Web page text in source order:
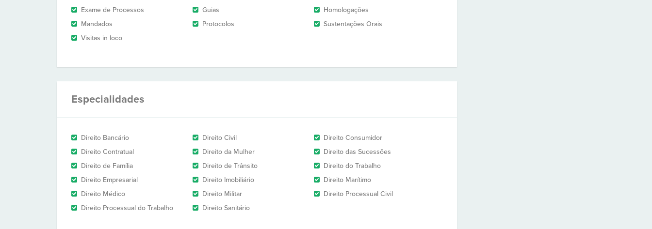
Exame de Processos
Guias
Homologações
Mandados
Protocolos
Sustentações Orais
Visitas in loco
Especialidades
Direito Bancário Direito Civil
Direito Consumidor
Direito Contratual
Direito da Mulher
Direito das Sucessões
Direito de Família
Direito de Trânsito
Direito do Trabalho
Direito Empresarial
Direito Imobiliário
Direito Marítimo
Direito Médico
Direito Militar
Direito Processual Civil
Direito Processual do Trabalho
Direito Sanitário